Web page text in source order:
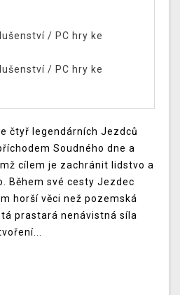
/ PC hry ke
/ PC hry ke
čtyř legendárních Jezdců
Soudného dne a
cílem je zachránit lidstvo a
Během své cesty Jezdec
horší věci než pozemská
prastará nenávistná síla